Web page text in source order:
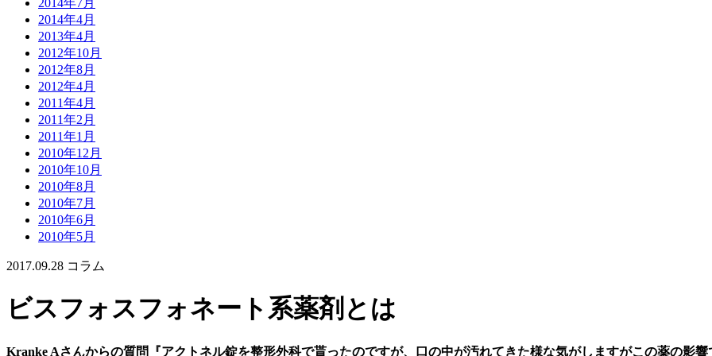
2014年7月
2014年4月
2013年4月
2012年10月
2012年8月
2012年4月
2011年4月
2011年2月
2011年1月
2010年12月
2010年10月
2010年8月
2010年7月
2010年6月
2010年5月
2017.09.28 コラム
ビスフォスフォネート系薬剤とは
Kranke Aさんからの質問『アクトネル錠を整形外科で貰ったのですが、口の中が汚れてきた様な気がしますがこの薬の影響